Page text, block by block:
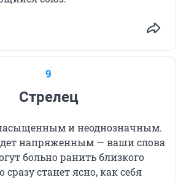
9
Стрелец
и неоднозначным.
напряженным — ваши слова
больно ранить близкого
сразу станет ясно, как себя